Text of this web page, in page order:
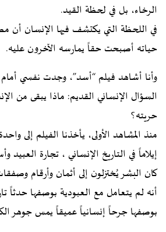
الرخاء، بل في لحظة القيد.
في اللحظة التي يكتشف فيها الإنسان أن
حياته أصبحت حقاً يمارسه الآخرون عليه.
وأنا أشاهد فيلم “أسد”، وجدت نفسي
السؤال الإنساني القديم: ماذا يبقى من
حريته؟
منذ المشاهد الأولى، يأخذنا الفيلم إلى
إيلاماً في التاريخ الإنساني ، تجارة
كان البشر يُختزلون إلى أثمان وأرقام
أنه لم يتعامل مع العبودية بوصفها حدثاً
بوصفها جرحاً إنسانياً عميقاً يمس جوهر